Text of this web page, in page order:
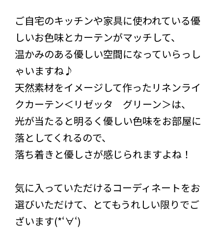
ご自宅のキッチンや家具に使われている優
しいお色味とカーテンがマッチして、
温かみのある優しい空間になっていらっし
ゃいますね♪
天然素材をイメージして作ったリネンライ
クカーテン＜リゼッタ グリーン＞は、
光が当たると明るく優しい色味をお部屋に
落としてくれるので、
落ち着きと優しさが感じられますよね！
気に入っていただけるコーディネートをお
選びいただけて、とてもうれしい限りでご
ざいます(*‘∀‘)